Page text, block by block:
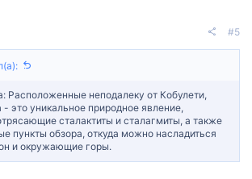
#5
Расположенные неподалеку от Кобулети,
это уникальное природное явление,
сталактиты и сталагмиты, а также
пункты обзора, откуда можно насладиться
и окружающие горы.